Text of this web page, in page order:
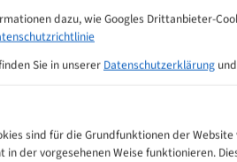
dazu, wie Googles Drittanbieter-
Sie in unserer Datenschutzerklärung
sind für die Grundfunktionen der
in der vorgesehenen Weise funktionieren.